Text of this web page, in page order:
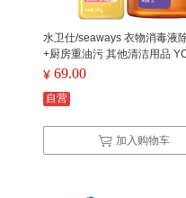
水卫仕/seaways 衣物消毒液
+厨房重油污 其他清洁用品
0ML
¥ 69.00
自营
加入购物车